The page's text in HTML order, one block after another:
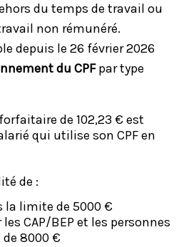
du temps de travail ou
non rémunéré.
depuis le 26 février 2026
du CPFpar type
de 102,23 € est
qui utilise son CPF en
de :
limite de 5000 €
CAP/BEP et les personnes
de 8000 €